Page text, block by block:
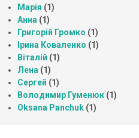
Марія (1)
Анна (1)
Григорій Громко (1)
Ірина Коваленко (1)
Віталій (1)
Лена (1)
Сергей (1)
Володимир Гуменюк (1)
Oksana Panchuk (1)